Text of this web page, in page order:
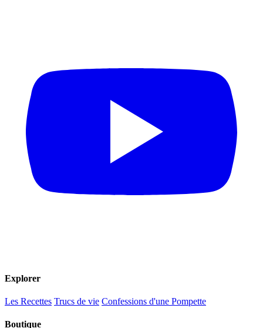
Explorer
Les Recettes Trucs de vie Confessions d'une Pompette
Boutique